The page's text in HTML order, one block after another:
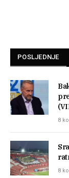
POSLJEDNJE
8
8